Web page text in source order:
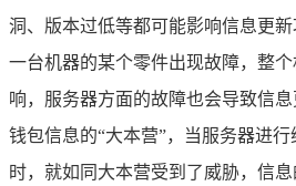
洞、版本过低等都可能影响信息更
一台机器的某个零件出现故障，整
响，服务器方面的故障也会导致信
钱包信息的“大本营”，当服务器进
时，就如同大本营受到了威胁，信息